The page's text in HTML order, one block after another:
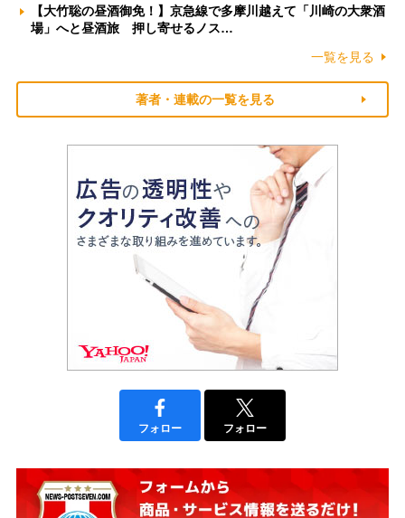
【大竹聡の昼酒御免！】京急線で多摩川越えて「川崎の大衆酒
場」へと昼酒旅 押し寄せるノス…
一覧を見る
著者・連載の一覧を見る
フォロー フォロー